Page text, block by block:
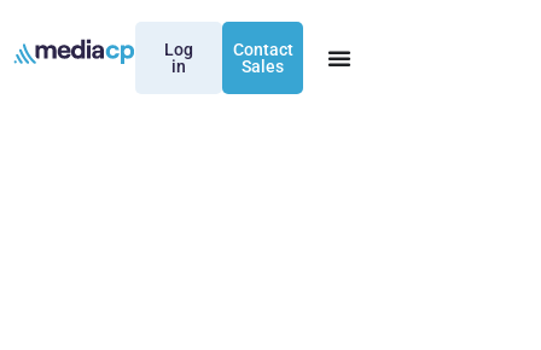
Log
in
Contact
Sales